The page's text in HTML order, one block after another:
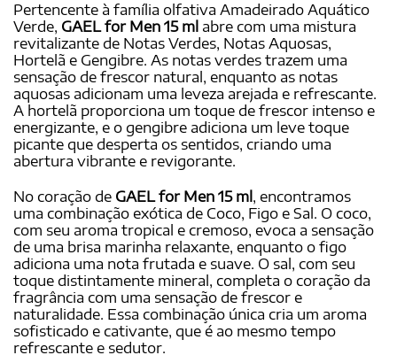
Pertencente à família olfativa Amadeirado Aquático
Verde, GAEL for Men 15 ml abre com uma mistura
revitalizante de Notas Verdes, Notas Aquosas,
Hortelã e Gengibre. As notas verdes trazem uma
sensação de frescor natural, enquanto as notas
aquosas adicionam uma leveza arejada e refrescante.
A hortelã proporciona um toque de frescor intenso e
energizante, e o gengibre adiciona um leve toque
picante que desperta os sentidos, criando uma
abertura vibrante e revigorante.
No coração de GAEL for Men 15 ml , encontramos
uma combinação exótica de Coco, Figo e Sal. O coco,
com seu aroma tropical e cremoso, evoca a sensação
de uma brisa marinha relaxante, enquanto o figo
adiciona uma nota frutada e suave. O sal, com seu
toque distintamente mineral, completa o coração da
fragrância com uma sensação de frescor e
naturalidade. Essa combinação única cria um aroma
sofisticado e cativante, que é ao mesmo tempo
refrescante e sedutor.